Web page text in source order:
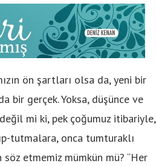
ön şartları olsa da, yeni bir
bir gerçek. Yoksa, düşünce ve
mi ki, pek çoğumuz itibariyle,
tutmalara, onca tumturaklı
etmemiz mümkün mü? “Her